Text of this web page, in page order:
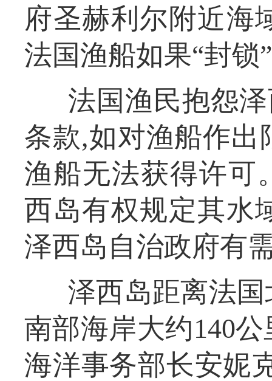
府圣赫利尔附近海
法国渔船如果“封锁
法国渔民抱怨
条款,如对渔船作出
渔船无法获得许可
西岛有权规定其水
泽西岛自治政府有
泽西岛距离法
南部海岸大约140
海洋事务部长安妮